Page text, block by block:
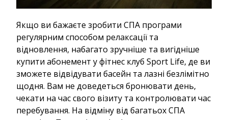
Якщо ви бажаєте зробити СПА програми
регулярним способом релаксації та
відновлення, набагато зручніше та вигідніше
купити абонемент у фітнес клуб Sport Life, де ви
зможете відвідувати басейн та лазні безлімітно
щодня. Вам не доведеться бронювати день,
чекати на час свого візиту та контролювати час
перебування. На відміну від багатьох СПА